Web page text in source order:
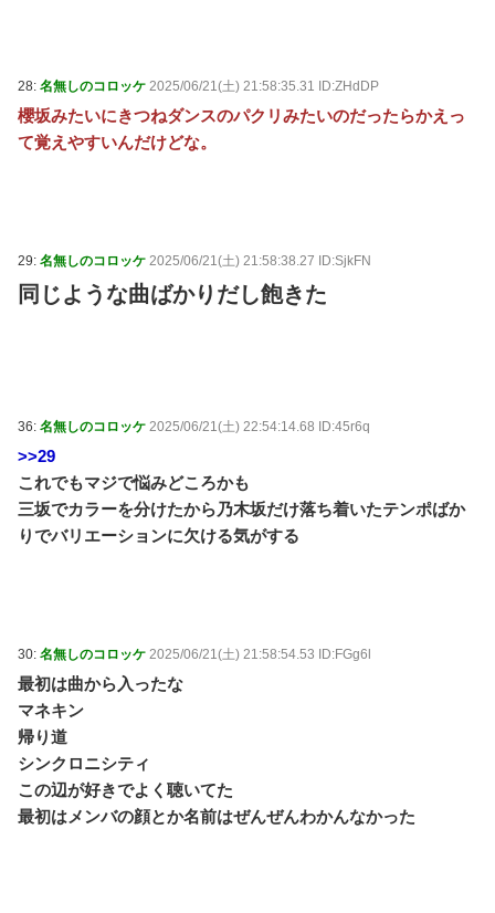
28: 名無しのコロッケ 2025/06/21(土) 21:58:35.31 ID:ZHdDP
櫻坂みたいにきつねダンスのパクリみたいのだったらかえっ
て覚えやすいんだけどな。
29: 名無しのコロッケ 2025/06/21(土) 21:58:38.27 ID:SjkFN
同じような曲ばかりだし飽きた
36: 名無しのコロッケ 2025/06/21(土) 22:54:14.68 ID:45r6q
>>29
これでもマジで悩みどころかも
三坂でカラーを分けたから乃木坂だけ落ち着いたテンポばか
りでバリエーションに欠ける気がする
30: 名無しのコロッケ 2025/06/21(土) 21:58:54.53 ID:FGg6l
最初は曲から入ったな
マネキン
帰り道
シンクロニシティ
この辺が好きでよく聴いてた
最初はメンバの顔とか名前はぜんぜんわかんなかった